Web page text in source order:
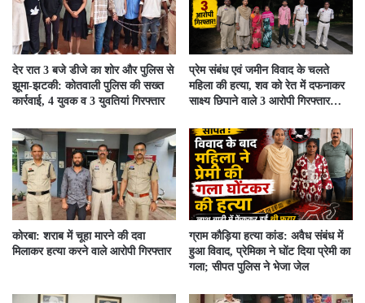
देर रात 3 बजे डीजे का शोर और पुलिस से
झूमा-झटकी: कोतवाली पुलिस की सख्त
कार्रवाई, 4 युवक व 3 युवतियां गिरफ्तार
प्रेम संबंध एवं जमीन विवाद के चलते
महिला की हत्या, शव को रेत में दफनाकर
साक्ष्य छिपाने वाले 3 आरोपी गिरफ्तार…
कोरबा: शराब में चूहा मारने की दवा
मिलाकर हत्या करने वाले आरोपी गिरफ्तार
ग्राम कौड़िया हत्या कांड: अवैध संबंध में
हुआ विवाद, प्रेमिका ने घोंट दिया प्रेमी का
गला; सीपत पुलिस ने भेजा जेल